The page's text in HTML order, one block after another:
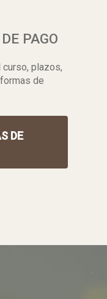
PAGO
plazos,
de
DE